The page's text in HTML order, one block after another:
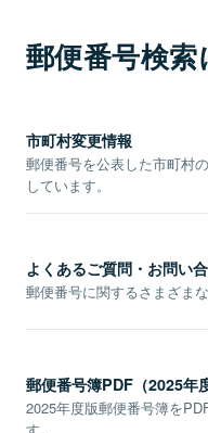
郵便番号検
市町村変更情報
郵便番号を公表した市町村
しています。
よくあるご質問・お問い
郵便番号に関するさまざま
郵便番号簿PDF（2025年
2025年度版郵便番号簿を